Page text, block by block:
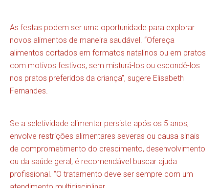
As festas podem ser uma oportunidade para explorar
novos alimentos de maneira saudável. “Ofereça
alimentos cortados em formatos natalinos ou em pratos
com motivos festivos, sem misturá-los ou escondê-los
nos pratos preferidos da criança”, sugere Elisabeth
Fernandes.
Se a seletividade alimentar persiste após os 5 anos,
envolve restrições alimentares severas ou causa sinais
de comprometimento do crescimento, desenvolvimento
ou da saúde geral, é recomendável buscar ajuda
profissional. “O tratamento deve ser sempre com um